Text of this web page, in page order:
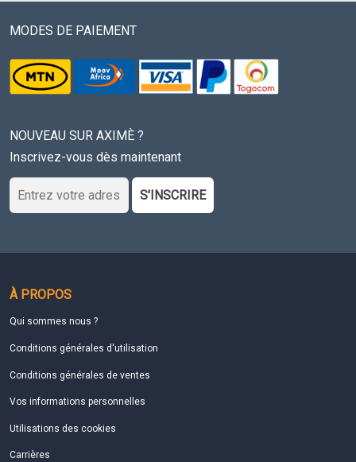
MODES DE PAIEMENT
NOUVEAU SUR AXIMÈ ?
Inscrivez-vous dès maintenant
S'INSCRIRE
À PROPOS
Qui sommes nous ?
Conditions générales d'utilisation
Conditions générales de ventes
Vos informations personnelles
Utilisations des cookies
Carrières